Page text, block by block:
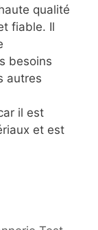
qualité
fiable. Il
besoins
autres
il est
et est